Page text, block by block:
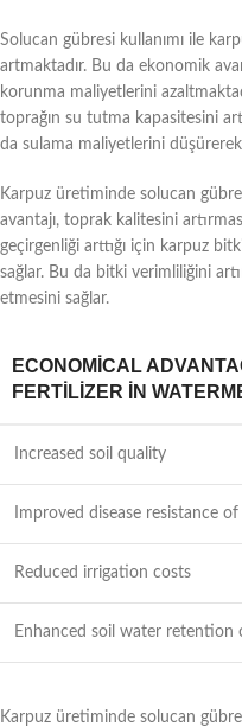
Solucan gübresi kullanımı ile
artmaktadır. Bu da ekonomik
korunma maliyetlerini
toprağın su tutma kapasitesini
da sulama maliyetlerini
Karpuz üretiminde solucan
avantajı, toprak kalitesini
geçirgenliği arttığı için karpuz
sağlar. Bu da bitki verimliliğini
etmesini sağlar.
ECONOMICAL
FERTILIZER IN
Increased soil quality
Improved disease resistance
Reduced irrigation costs
Enhanced soil water retention
Karpuz üretiminde solucan